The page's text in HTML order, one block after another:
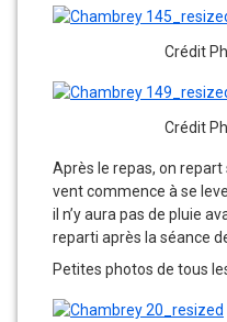
Crédit
Crédit
Après le repas, on
vent commence à se
il n’y aura pas de pluie
reparti après la séance
Petites photos de tous